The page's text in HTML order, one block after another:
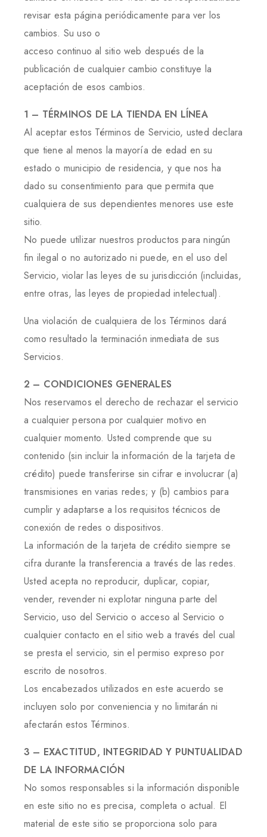
revisar esta página periódicamente para ver los
cambios. Su uso o
acceso continuo al sitio web después de la
publicación de cualquier cambio constituye la
aceptación de esos cambios.
1 – TÉRMINOS DE LA TIENDA EN LÍNEA
Al aceptar estos Términos de Servicio, usted declara
que tiene al menos la mayoría de edad en su
estado o municipio de residencia, y que nos ha
dado su consentimiento para que permita que
cualquiera de sus dependientes menores use este
sitio.
No puede utilizar nuestros productos para ningún
fin ilegal o no autorizado ni puede, en el uso del
Servicio, violar las leyes de su jurisdicción (incluidas,
entre otras, las leyes de propiedad intelectual).
Una violación de cualquiera de los Términos dará
como resultado la terminación inmediata de sus
Servicios.
2 – CONDICIONES GENERALES
Nos reservamos el derecho de rechazar el servicio
a cualquier persona por cualquier motivo en
cualquier momento. Usted comprende que su
contenido (sin incluir la información de la tarjeta de
crédito) puede transferirse sin cifrar e involucrar (a)
transmisiones en varias redes; y (b) cambios para
cumplir y adaptarse a los requisitos técnicos de
conexión de redes o dispositivos.
La información de la tarjeta de crédito siempre se
cifra durante la transferencia a través de las redes.
Usted acepta no reproducir, duplicar, copiar,
vender, revender ni explotar ninguna parte del
Servicio, uso del Servicio o acceso al Servicio o
cualquier contacto en el sitio web a través del cual
se presta el servicio, sin el permiso expreso por
escrito de nosotros.
Los encabezados utilizados en este acuerdo se
incluyen solo por conveniencia y no limitarán ni
afectarán estos Términos.
3 – EXACTITUD, INTEGRIDAD Y PUNTUALIDAD
DE LA INFORMACIÓN
No somos responsables si la información disponible
en este sitio no es precisa, completa o actual. El
material de este sitio se proporciona solo para